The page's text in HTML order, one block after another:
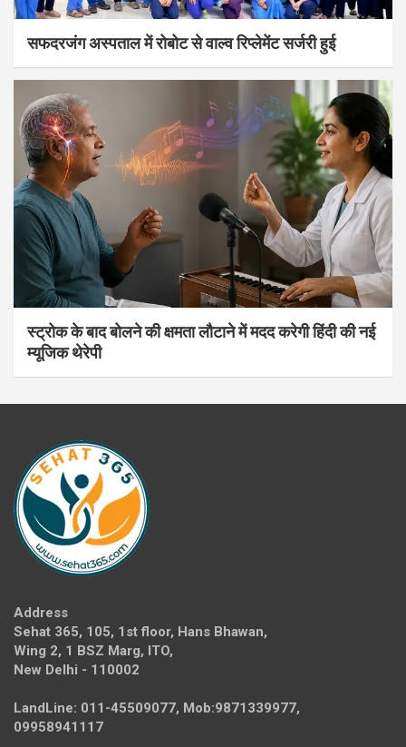
सफदरजंग अस्पताल में रोबोट से वाल्व रिप्लेमेंट सर्जरी हुई
स्ट्रोक के बाद बोलने की क्षमता लौटाने में मदद करेगी हिंदी की नई
म्यूजिक थेरेपी
Address
Sehat 365, 105, 1st floor, Hans Bhawan,
Wing 2, 1 BSZ Marg, ITO,
New Delhi - 110002
LandLine: 011-45509077, Mob:9871339977,
09958941117